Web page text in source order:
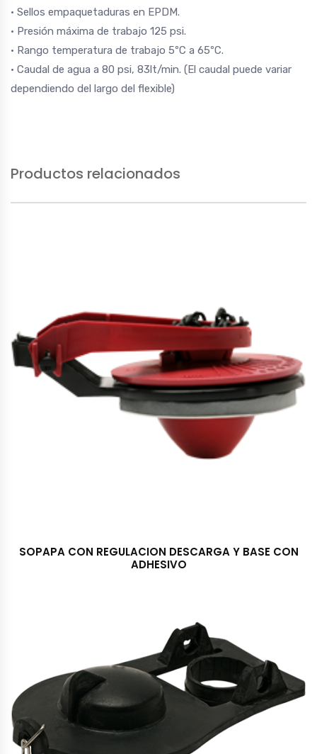
• Sellos empaquetaduras en EPDM.
• Presión máxima de trabajo 125 psi.
• Rango temperatura de trabajo 5ºC a 65ºC.
• Caudal de agua a 80 psi, 83lt/min. (El caudal puede variar
dependiendo del largo del flexible)
Productos relacionados
SOPAPA CON REGULACION DESCARGA Y BASE CON
ADHESIVO